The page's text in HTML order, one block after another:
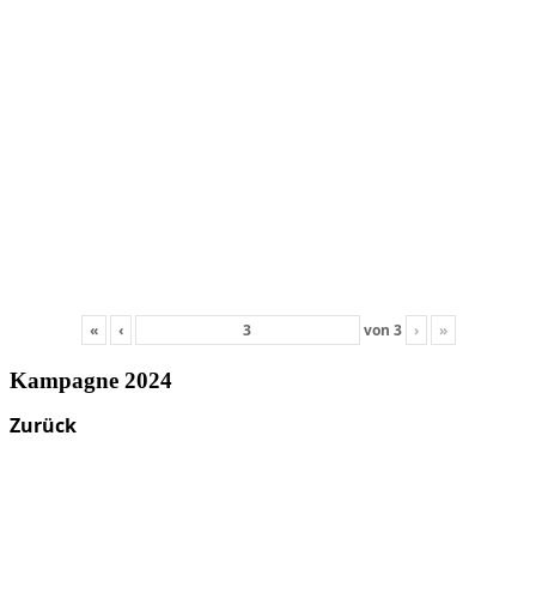
« ‹ von 3 › »
Kampagne 2024
Zurück